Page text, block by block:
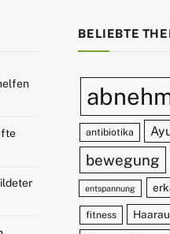
BELIEBTE
antibiotika
bewegung
entspannung
fitness